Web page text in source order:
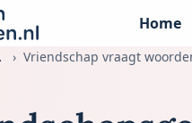
— naar de homepage
Home
Vriendschap vraagt